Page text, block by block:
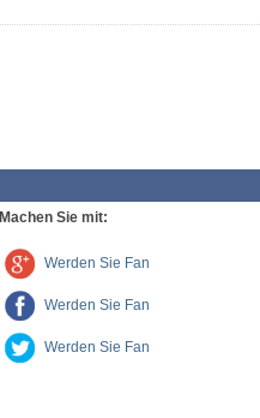
Machen Sie mit:
Werden Sie Fan
Werden Sie Fan
Werden Sie Fan